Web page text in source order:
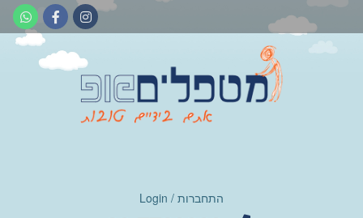
התחברות / Login